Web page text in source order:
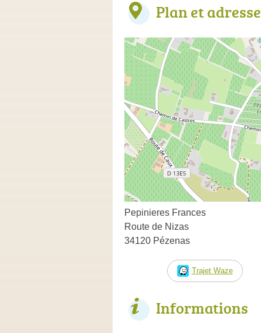
Plan et adresse
Pepinieres Frances
Route de Nizas
34120 Pézenas
Trajet Waze
Informations